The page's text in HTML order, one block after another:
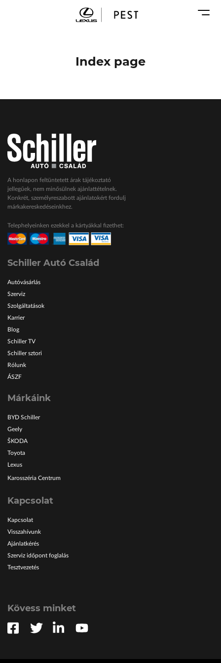
ŠKODA Schiller
Geely Schiller
Seat Schiller
Tesla Approved Body Shop
VW Haszonjárművek
VW Service Schiller
ŠKODA Schiller
Karosszéria Centrum
Index page
A honlapon feltüntetett árak tájékoztató
jellegűek, nem minősülnek ajánlattételnek.
Konkrét, személyreszabott ajánlatokért fordulj
márkakereskedéseinkhez.
Telephelyeinken ezekkel a kártyákkal fizethet:
Schiller Autó Család
Autóvásárlás
Szerviz
Szolgáltatások
Karrier
Blog
Schiller TV
Schiller sztori
Rólunk
ÁSZF
Márkáink
BYD Schiller
Geely
ŠKODA
Toyota
Lexus
Karosszéria Centrum
Kapcsolat
Kapcsolat
Visszahívunk
Ajánlatkérés
Szerviz időpont foglalás
Tesztvezetés
Kövess minket